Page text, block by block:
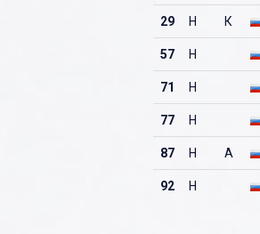
29 Н К
57 Н
71 Н
77 Н
87 Н А
92 Н